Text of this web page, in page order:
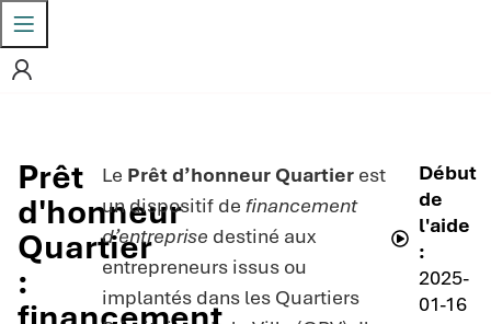
Prêt
d'honneur
Quartier
:
Le Prêt d’honneur Quartier est
un dispositif definancement
d’entreprise destiné aux
entrepreneurs issus ou
implantés dans les Quartiers
Début
de
l'aide
:
2025-
01-16